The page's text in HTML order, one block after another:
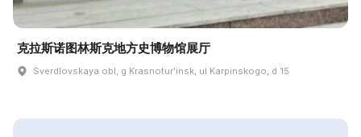
克拉斯诺图林斯克地方史博物馆展厅
Sverdlovskaya obl, g Krasnoturʹinsk, ul Karpinskogo, d 15